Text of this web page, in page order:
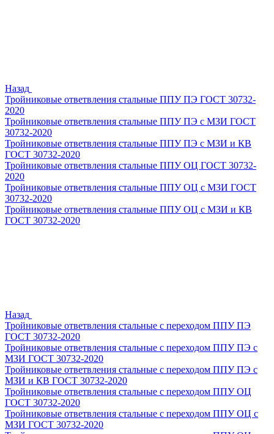
Назад
Тройниковые ответвления стальные ППУ ПЭ ГОСТ 30732-
2020
Тройниковые ответвления стальные ППУ ПЭ с МЗИ ГОСТ
30732-2020
Тройниковые ответвления стальные ППУ ПЭ с МЗИ и КВ
ГОСТ 30732-2020
Тройниковые ответвления стальные ППУ ОЦ ГОСТ 30732-
2020
Тройниковые ответвления стальные ППУ ОЦ с МЗИ ГОСТ
30732-2020
Тройниковые ответвления стальные ППУ ОЦ с МЗИ и КВ
ГОСТ 30732-2020
Назад
Тройниковые ответвления стальные с переходом ППУ ПЭ
ГОСТ 30732-2020
Тройниковые ответвления стальные с переходом ППУ ПЭ с
МЗИ ГОСТ 30732-2020
Тройниковые ответвления стальные с переходом ППУ ПЭ с
МЗИ и КВ ГОСТ 30732-2020
Тройниковые ответвления стальные с переходом ППУ ОЦ
ГОСТ 30732-2020
Тройниковые ответвления стальные с переходом ППУ ОЦ с
МЗИ ГОСТ 30732-2020